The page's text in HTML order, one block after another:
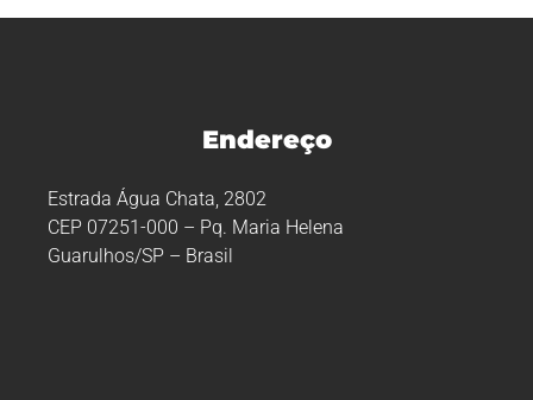
Endereço
Estrada Água Chata, 2802
CEP 07251-000 – Pq. Maria Helena
Guarulhos/SP – Brasil